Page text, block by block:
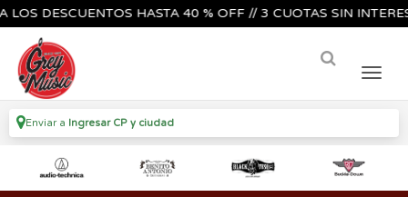
DESCUENTOS HASTA 40 % OFF // 3 CUOTAS SIN
Enviar a Ingresar CP y ciudad